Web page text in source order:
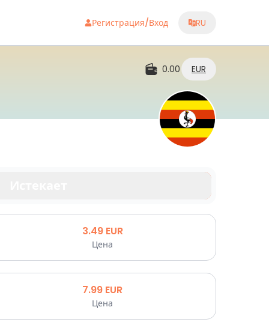
Регистрация/Вход RU
0.00 EUR
3.49 EUR
Цена
7.99 EUR
Цена